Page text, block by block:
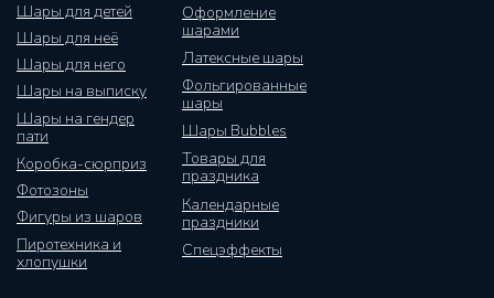
Шары для детей
Шары для неё
Шары на выписку
Шары на гендер
пати
Коробка-сюрприз
Фотозоны
Оформление
шарами
Фигуры из шаров
Латексные шары
Фольгированные
шары
Шары Bubbles
Шары для него
Товары для
праздника
Календарные
праздники
Пиротехника и
хлопушки
Спецэффекты